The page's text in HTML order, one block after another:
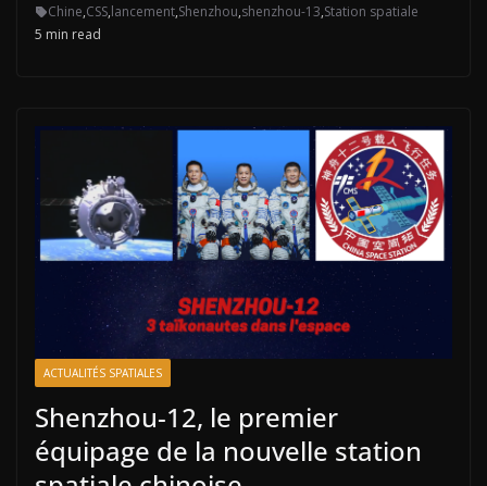
Chine,CSS,lancement,Shenzhou,shenzhou-13,Station spatiale
5 min read
ACTUALITÉS SPATIALES
Shenzhou-12, le premier
équipage de la nouvelle station